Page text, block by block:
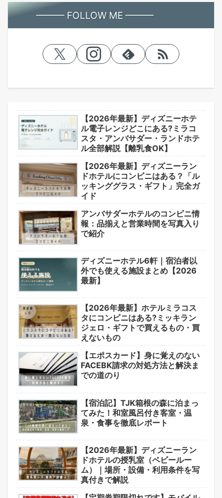
━━━ FOLLOW ME ━━━
【2026年最新】ディズニーホテ
ル電子レンジどこにある?ミラコ
スタ・アンバサダー・ランドホテ
ル全部解説【離乳食OK】
【2026年最新】ディズニーラン
ドホテルにコンビニはある？「ル
ッキンググラス・ギフト」完全ガ
イド
アンバサダーホテルのコンビニ情
報：品揃えと営業時間を写真入り
で紹介
ディズニーホテル6軒｜宿泊者以
外でも使える施設まとめ【2026
最新】
【2026年最新】ホテルミラコス
タにコンビニはある?ミッキラン
ジェロ・ギフトで買えるもの・買
えないもの
【エポスカード】身に覚えのない
FACEBK請求の対処方法と解決ま
での道のり
【宿泊記】TJK箱根の森に泊まっ
てみた！和室風呂付き客室・温
泉・食事を徹底レポート
【2026年最新】ディズニーラン
ドホテルの授乳室（ベビールー
ム）｜場所・設備・利用条件を写
真付きで解説